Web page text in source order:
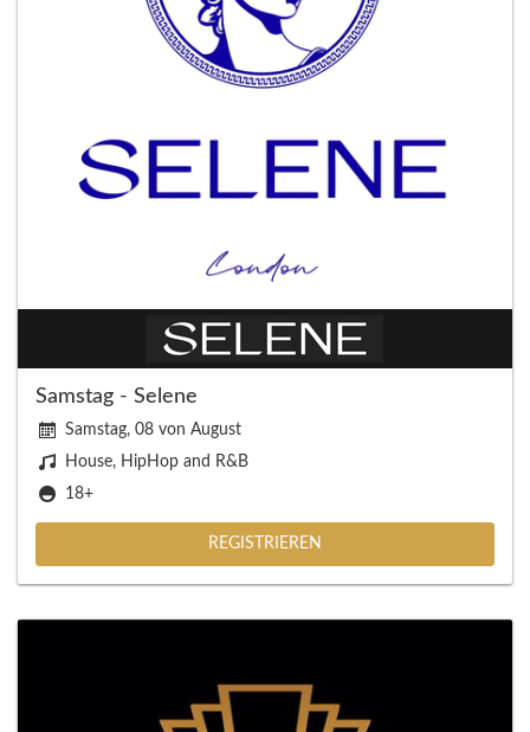
Samstag - Selene
Samstag, 08 von August
House, HipHop and R&B
18+
REGISTRIEREN